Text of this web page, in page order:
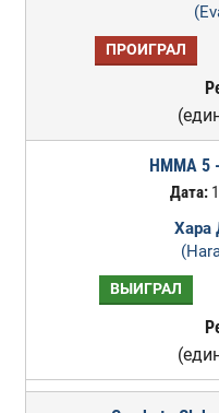
ПРОИГРАЛ
HMMA 5
Дата:
Хара
ВЫИГРАЛ